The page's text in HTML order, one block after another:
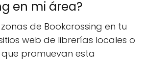
en mi área?
de Bookcrossing en tu
web de librerías locales o
promuevan esta